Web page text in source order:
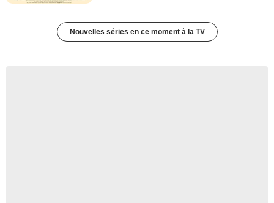
Nouvelles séries en ce moment à la TV